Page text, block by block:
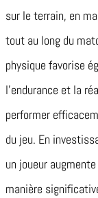
sur le terrain, en
tout au long du
physique favorise
l’endurance et la
performer
du jeu. En
un joueur
manière